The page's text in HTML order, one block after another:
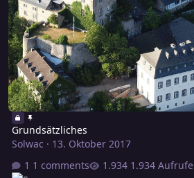
Grundsätzliches
Solwac · 13. Oktober 2017
1 comments
1.934 Aufrufe